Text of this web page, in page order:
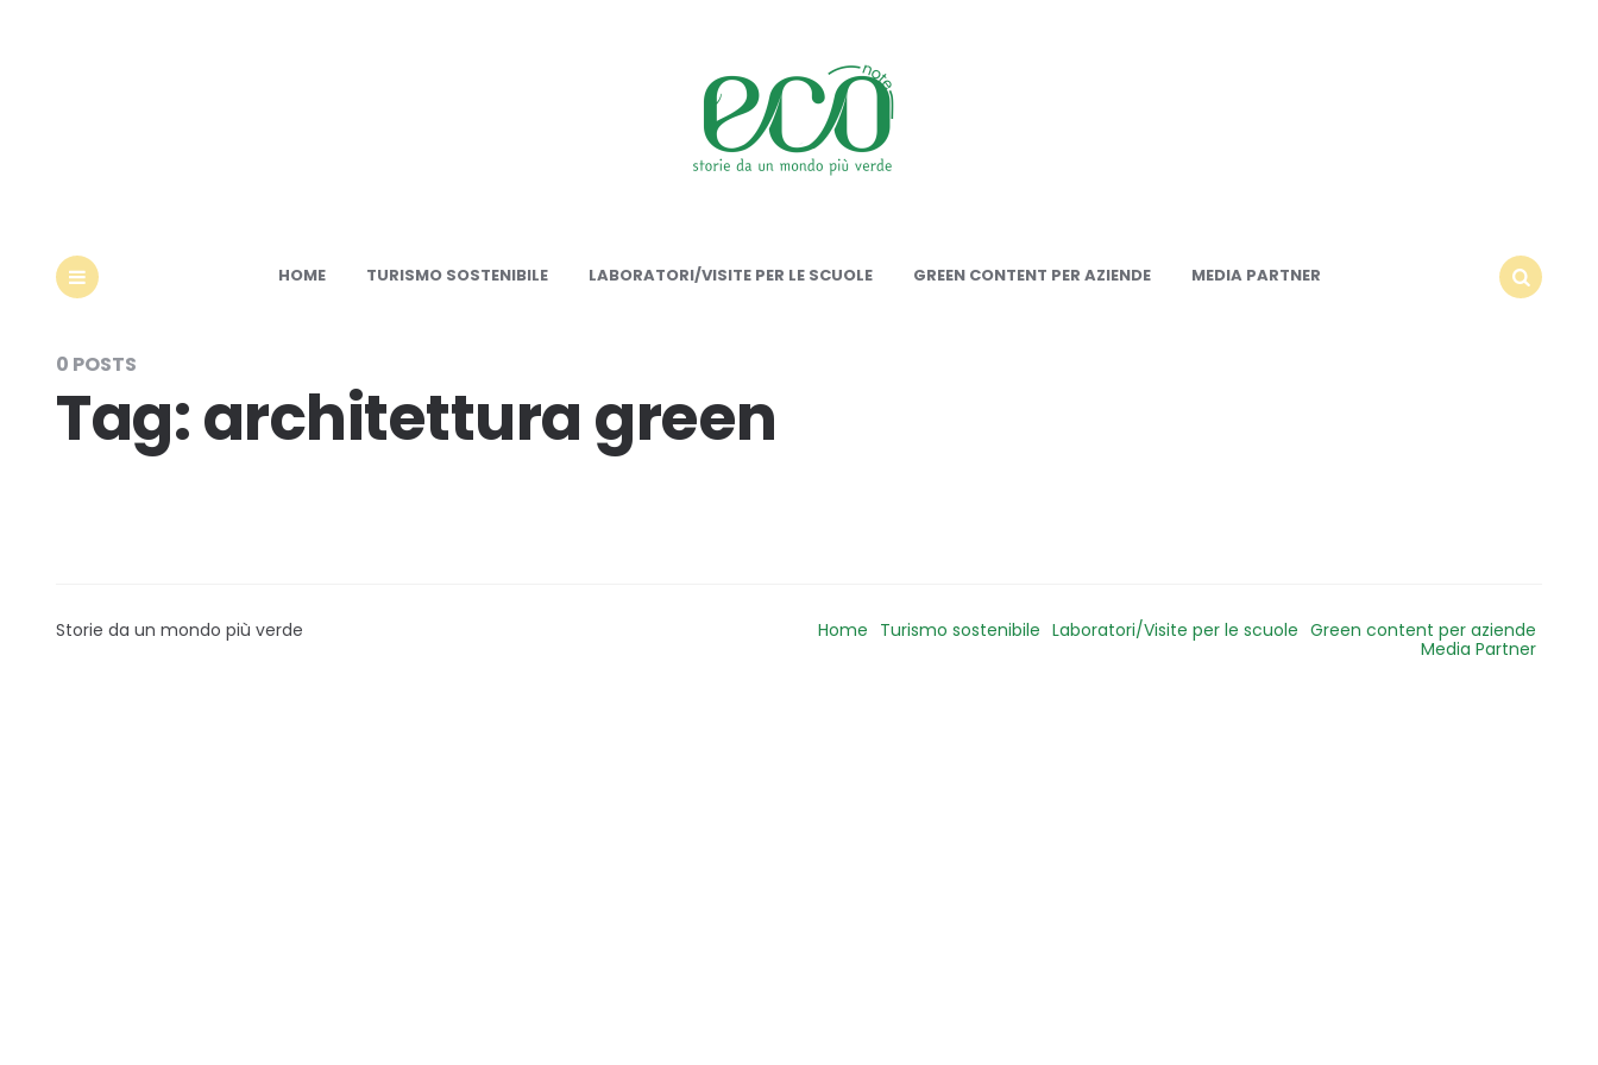
HOME TURISMO SOSTENIBILE LABORATORI/VISITE PER LE SCUOLE GREEN CONTENT PER AZIENDE
MEDIA PARTNER
0 POSTS
Tag:architettura green
Storie da un mondo più verde Home Turismo sostenibile Laboratori/Visite per le scuole Green content per aziende
Media Partner